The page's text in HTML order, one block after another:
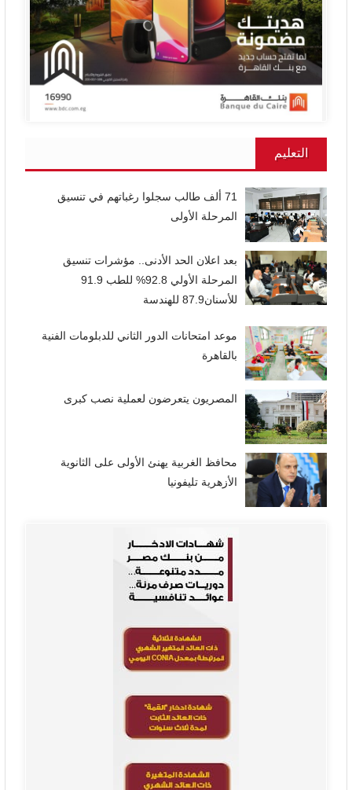
التعليم
71 ألف طالب سجلوا رغباتهم في تنسيق
المرحلة الأولى
بعد اعلان الحد الأدنى.. مؤشرات تنسيق
المرحلة الأولي 92.8% للطب 91.9
للأسنان87.9 للهندسة
موعد امتحانات الدور الثاني للدبلومات الفنية
بالقاهرة
المصريون يتعرضون لعملية نصب كبرى
محافظ الغربية يهنئ الأولى على الثانوية
الأزهرية تليفونيا